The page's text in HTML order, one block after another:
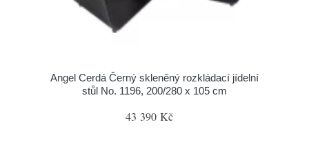
Angel Cerdá Černý skleněný rozkládací jídelní
stůl No. 1196, 200/280 x 105 cm
43 390 Kč